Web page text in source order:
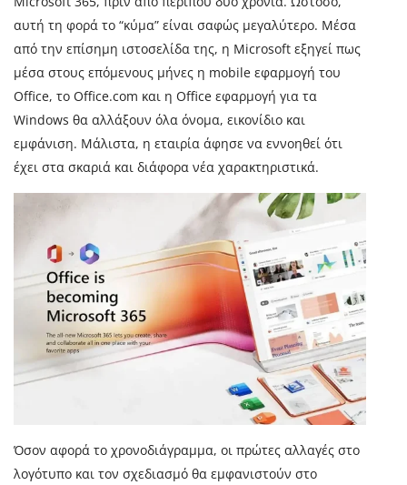
αυτή τη φορά το “κύμα” είναι σαφώς μεγαλύτερο. Μέσα
από την επίσημη ιστοσελίδα της, η Microsoft εξηγεί πως
μέσα στους επόμενους μήνες η mobile εφαρμογή του
Office, το Office.com και η Office εφαρμογή για τα
Windows θα αλλάξουν όλα όνομα, εικονίδιο και
εμφάνιση. Μάλιστα, η εταιρία άφησε να εννοηθεί ότι
έχει στα σκαριά και διάφορα νέα χαρακτηριστικά.
Όσον αφορά το χρονοδιάγραμμα, οι πρώτες αλλαγές στο
λογότυπο και τον σχεδιασμό θα εμφανιστούν στο